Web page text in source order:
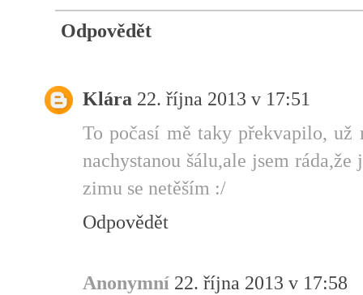
Odpovědět
Klára 22. října 2013 v 17:51
To počasí mě taky překvapilo,
nachystanou šálu,ale jsem
zimu se netěším :/
Odpovědět
Anonymní 22. října 2013 v 17:58